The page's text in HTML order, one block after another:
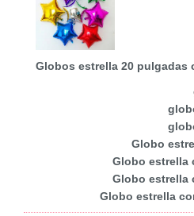
Globos estrella 20 pulgadas
Globo
Globo estrella
Globo estrella
Globo estrella